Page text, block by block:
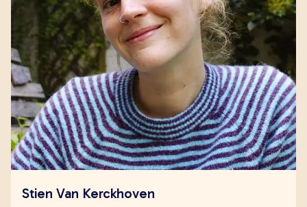
Stien Van Kerckhoven